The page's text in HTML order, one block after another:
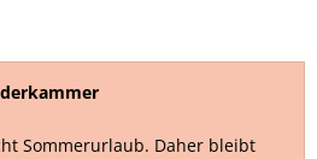
Sommerurlaub. Daher bleibt